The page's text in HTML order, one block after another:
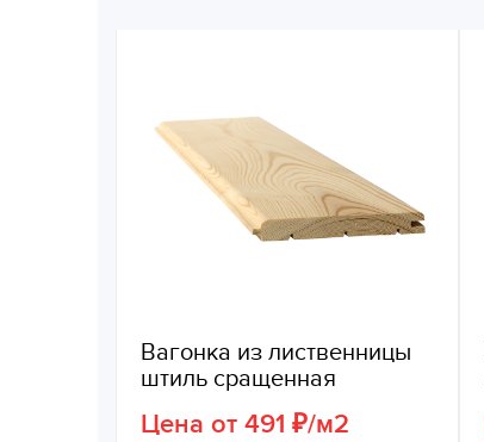
Вагонка из лиственницы
штиль сращенная
Цена от 491 ₽/м2